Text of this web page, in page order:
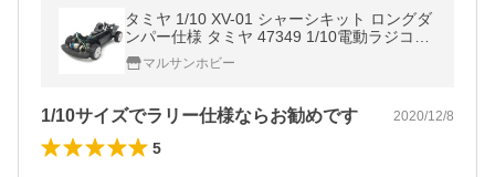
タミヤ 1/10 XV-01 シャーシキット ロングダ
ンパー仕様 タミヤ 47349 1/10電動ラジコン
カー組立キット
マルサンホビー
1/10サイズでラリー仕様ならお勧めです 2020/12/8
5